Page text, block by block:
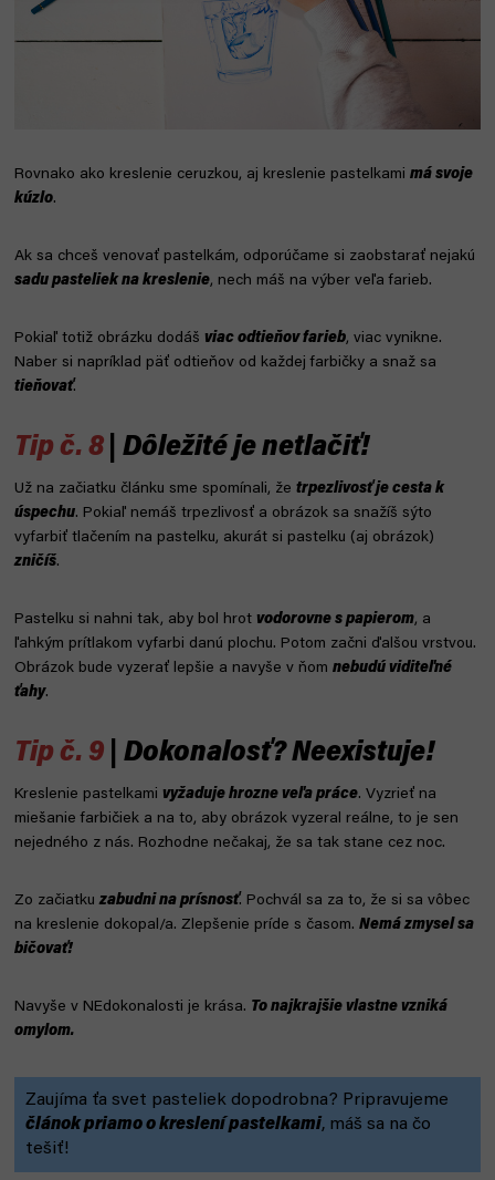
Rovnako ako kreslenie ceruzkou, aj kreslenie pastelkami má svoje
kúzlo.
Ak sa chceš venovať pastelkám, odporúčame si zaobstarať nejakú
sadu pasteliek na kreslenie, nech máš na výber veľa farieb.
Pokiaľ totiž obrázku dodáš viac odtieňov farieb, viac vynikne.
Naber si napríklad päť odtieňov od každej farbičky a snaž sa
tieňovať.
Tip č. 8 | Dôležité je netlačiť!
Už na začiatku článku sme spomínali, že trpezlivosť je cesta k
úspechu. Pokiaľ nemáš trpezlivosť a obrázok sa snažíš sýto
vyfarbiť tlačením na pastelku, akurát si pastelku (aj obrázok)
zničíš.
Pastelku si nahni tak, aby bol hrot vodorovne s papierom, a
ľahkým prítlakom vyfarbi danú plochu. Potom začni ďalšou vrstvou.
Obrázok bude vyzerať lepšie a navyše v ňom nebudú viditeľné
ťahy.
Tip č. 9 | Dokonalosť? Neexistuje!
Kreslenie pastelkami vyžaduje hrozne veľa práce. Vyzrieť na
miešanie farbičiek a na to, aby obrázok vyzeral reálne, to je sen
nejedného z nás. Rozhodne nečakaj, že sa tak stane cez noc.
Zo začiatkuzabudni na prísnosť. Pochvál sa za to, že si sa vôbec
na kreslenie dokopal/a. Zlepšenie príde s časom. Nemá zmysel sa
bičovať!
Navyše v NEdokonalosti je krása. To najkrajšie vlastne vzniká
omylom.
Zaujíma ťa svet pasteliek dopodrobna? Pripravujeme
článok priamo o kreslení pastelkami, máš sa na čo
tešiť!